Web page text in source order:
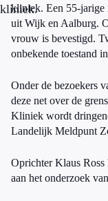
kliniek.
kliniek. Een 55-jarige
uit Wijk en Aalburg.
vrouw is bevestigd.
onbekende toestand
Onder de bezoekers
deze net over de
Kliniek wordt
Landelijk Meldpunt
Oprichter Klaus Ross
aan het onderzoek